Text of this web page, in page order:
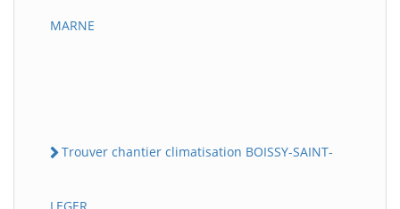
MARNE
Trouver chantier climatisation BOISSY-SAINT-